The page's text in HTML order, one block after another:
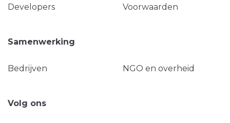
Developers Voorwaarden
Samenwerking
Bedrijven NGO en overheid
Volg ons